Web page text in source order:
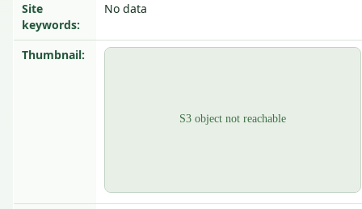
Site
keywords:
No data
Thumbnail: